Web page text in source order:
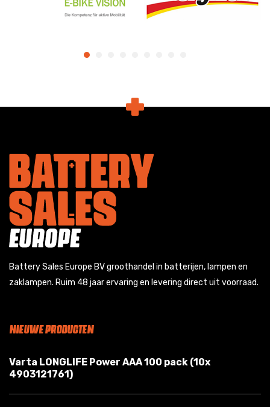
Battery Sales Europe BV groothandel in batterijen, lampen en
zaklampen. Ruim 48 jaar ervaring en levering direct uit voorraad.
NIEUWE PRODUCTEN
Varta LONGLIFE Power AAA 100 pack (10x
4903121761)